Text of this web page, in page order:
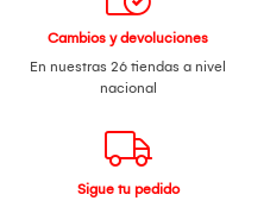
Cambios y devoluciones
En nuestras 26 tiendas a nivel
nacional
Sigue tu pedido